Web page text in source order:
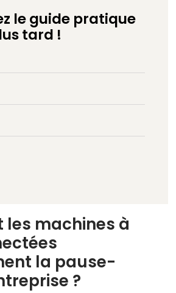
le guide pratique
tard !
les machines à
la pause-
?